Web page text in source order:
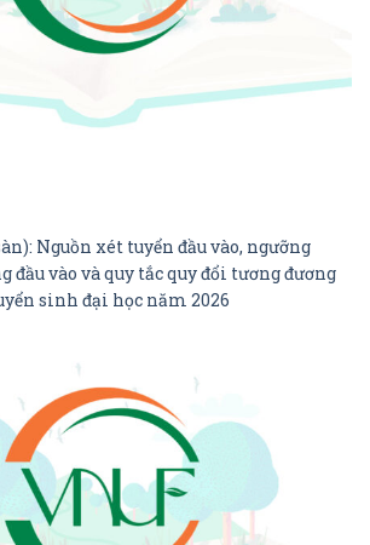
Nguồn xét tuyển đầu vào, ngưỡng
đầu vào và quy tắc quy đổi tương đương
sinh đại học năm 2026